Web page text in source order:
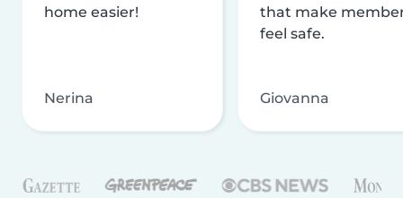
home easier!
Nerina
that make
feel safe.
Giovanna